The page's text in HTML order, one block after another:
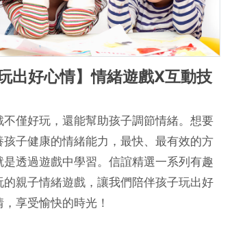
玩出好心情】情緒遊戲X互動技
不僅好玩，還能幫助孩子調節情緒。想要
孩子健康的情緒能力，最快、最有效的方
是透過遊戲中學習。信誼精選一系列有趣
的親子情緒遊戲，讓我們陪伴孩子玩出好
，享受愉快的時光！